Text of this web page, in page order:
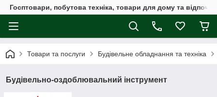
Госптовари, побутова техніка, товари для дому та
Товари та послуги Будівельне обладнання та техніка
Будівельно-оздоблювальний інструмент